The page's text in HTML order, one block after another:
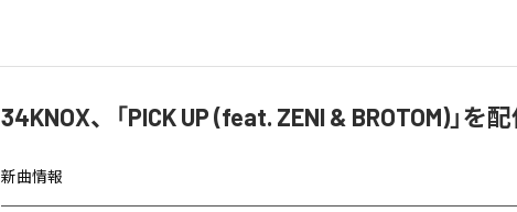
34KNOX、「PICK UP (feat. ZENI & BROTOM)」を
新曲情報